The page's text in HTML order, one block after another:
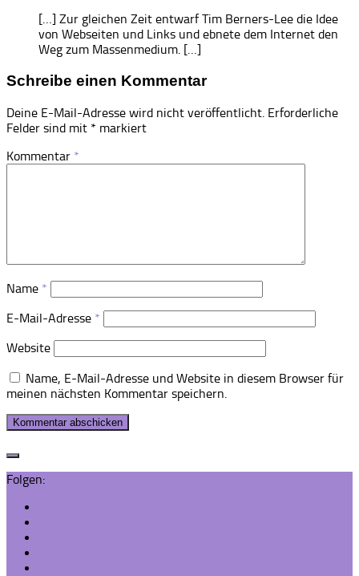
[…] Zur gleichen Zeit entwarf Tim Berners-Lee die Idee
von Webseiten und Links und ebnete dem Internet den
Weg zum Massenmedium. […]
Schreibe einen Kommentar
Deine E-Mail-Adresse wird nicht veröffentlicht. Erforderliche
Felder sind mit * markiert
Kommentar *
Name *
E-Mail-Adresse *
Website
Name, E-Mail-Adresse und Website in diesem Browser für
meinen nächsten Kommentar speichern.
Folgen: